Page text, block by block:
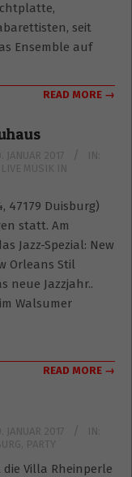
seit
Ensemble auf
READ MORE →
JANUAR 2017
IN:
MUSIK IN
47179 Duisburg)
statt. Am
Jazz-Spezial: New
Orleans Stil
neue Jazzjahr..
Walsumer
READ MORE →
JANUAR 2017
IN:
PARTY
die Villa Rheinperle